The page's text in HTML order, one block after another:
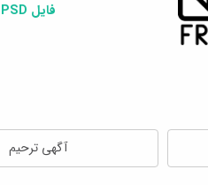
فایل PSD
آگهی ترحیم